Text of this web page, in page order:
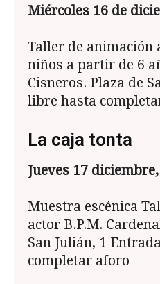
Miércoles 16 de
Taller de animación
niños a partir de 6
Cisneros. Plaza de
libre hasta
La caja tonta
Jueves 17
Muestra escénica
actor B.P.M.
San Julián, 1
completar aforo